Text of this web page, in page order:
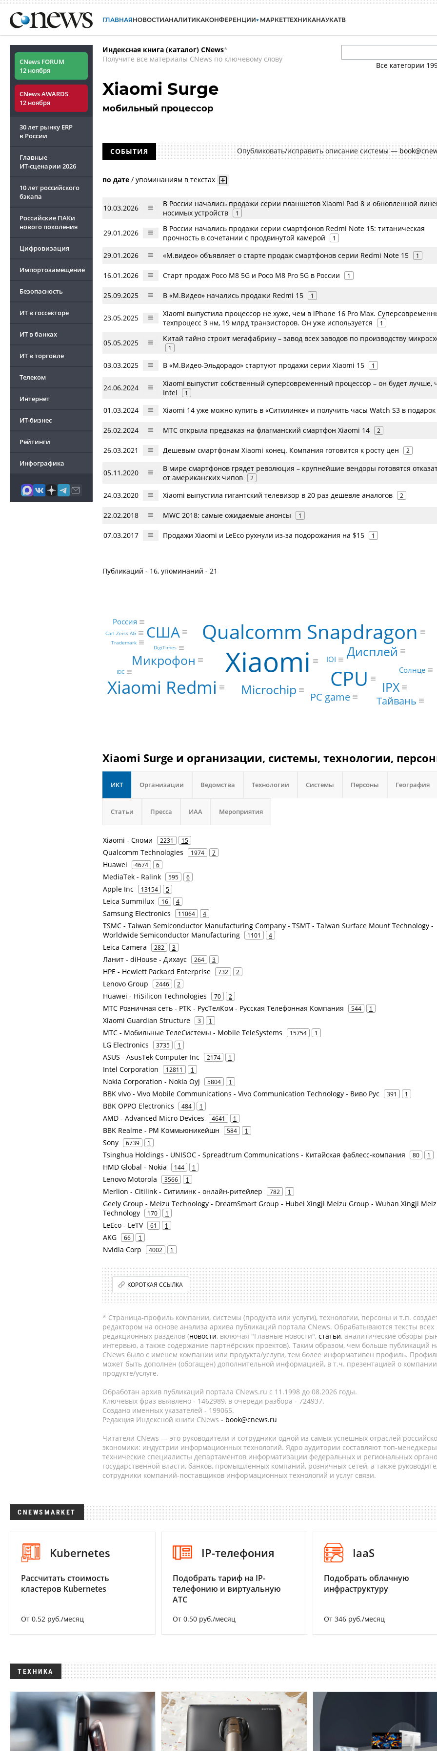
ГЛАВНАЯНОВОСТИАНАЛИТИКАКОНФЕРЕНЦИИ МАРКЕТТЕХНИКАНАУКАТВ
CNews FORUM
12 ноября
CNews AWARDS
12 ноября
30 лет рынку ERP
в России
Главные
ИТ-сценарии 2026
10 лет российского
бэкапа
Российские ПАКи
нового поколения
Цифровизация
Импортозамещение
Безопасность
ИТ в госсекторе
ИТ в банках
ИТ в торговле
Телеком
Интернет
ИТ-бизнес
Рейтинги
Инфографика
Индексная книга (каталог) CNews*
Получите все материалы CNews по ключевому слову
Все категории
Xiaomi Surge
мобильный процессор
СОБЫТИЯ Опубликовать/исправить описание системы —
по дате / упоминаниям в текстах
10.03.2026
В России начались продажи серии планшетов Xiaomi Pad 8 и обновленной
носимых устройств
1
29.01.2026
В России начались продажи серии смартфонов Redmi Note 15: титаническая
прочность в сочетании с продвинутой камерой
1
29.01.2026 «М.видео» объявляет о старте продаж смартфонов серии Redmi Note 15 1
16.01.2026 Старт продаж Poco M8 5G и Poco M8 Pro 5G в России 1
25.09.2025 В «М.Видео» начались продажи Redmi 15 1
23.05.2025
Xiaomi выпустила процессор не хуже, чем в iPhone 16 Pro Max.
техпроцесс 3 нм, 19 млрд транзисторов. Он уже используется
1
05.05.2025 Китай тайно строит мегафабрику – завод всех заводов по производству
1
03.03.2025 В «М.Видео-Эльдорадо» стартуют продажи серии Xiaomi 15 1
24.06.2024
Xiaomi выпустит собственный суперсовременный процессор – он будет лучше,
Intel
1
01.03.2024 Xiaomi 14 уже можно купить в «Ситилинке» и получить часы Watch S3 в подарок
26.02.2024 МТС открыла предзаказ на флагманский смартфон Xiaomi 14 2
26.03.2021 Дешевым смартфонам Xiaomi конец. Компания готовится к росту цен 2
05.11.2020
В мире смартфонов грядет революция – крупнейшие вендоры готовятся
от американских чипов
2
24.03.2020 Xiaomi выпустила гигантский телевизор в 20 раз дешевле аналогов 2
22.02.2018 MWC 2018: самые ожидаемые анонсы 1
07.03.2017 Продажи Xiaomi и LeEco рухнули из-за подорожания на $15 1
Публикаций - 16, упоминаний - 21
Xiaomi CPU
Qualcomm Snapdragon
Xiaomi Redmi
США
Дисплей
Микрофон
Microchip
IPX
PC game Тайвань
Солнце
Россия
IOI
Carl Zeiss AG
Trademark
DigiTimes
IDC
Xiaomi Surge и организации, системы, технологии,
ИКТ Организации Ведомства Технологии Системы Персоны География
Статьи Пресса ИАА Мероприятия
Xiaomi - Сяоми 2231 15
Qualcomm Technologies 1974 7
Huawei 4674 6
MediaTek - Ralink 595 6
Apple Inc 13154 5
Leica Summilux 16 4
Samsung Electronics 11064 4
TSMC - Taiwan Semiconductor Manufacturing Company - TSMT - Taiwan Surface Mount Technology -
Worldwide Semiconductor Manufacturing
1101 4
Leica Camera 282 3
Ланит - diHouse - Дихаус 264 3
HPE - Hewlett Packard Enterprise 732 2
Lenovo Group 2446 2
Huawei - HiSilicon Technologies 70 2
МТС Розничная сеть - РТК - РусТелКом - Русская Телефонная Компания 544 1
Xiaomi Guardian Structure 3 1
МТС - Мобильные ТелеСистемы - Mobile TeleSystems 15754 1
LG Electronics 3735 1
ASUS - AsusTek Computer Inc 2174 1
Intel Corporation 12811 1
Nokia Corporation - Nokia Oyj 5804 1
BBK vivo - Vivo Mobile Communications - Vivo Communication Technology - Виво Рус 391 1
BBK OPPO Electronics 484 1
AMD - Advanced Micro Devices 4641 1
BBK Realme - РМ Коммьюникейшн 584 1
Sony 6739 1
Tsinghua Holdings - UNISOC - Spreadtrum Communications - Китайская фаблесс-компания 80 1
HMD Global - Nokia 144 1
Lenovo Motorola 3566 1
Merlion - Citilink - Ситилинк - онлайн-ритейлер 782 1
Geely Group - Meizu Technology - DreamSmart Group - Hubei Xingji Meizu Group - Wuhan Xingji
Technology
170 1
LeEco - LeTV 61 1
AKG 66 1
Nvidia Corp 4002 1
КОРОТКАЯ ССЫЛКА
* Страница-профиль компании, системы (продукта или услуги), технологии, персоны и т.п.
редактором на основе анализа архива публикаций портала CNews. Обрабатываются тексты всех
редакционных разделов (новости, включая "Главные новости", статьи, аналитические обзоры
интервью, а также содержание партнёрских проектов). Таким образом, чем больше публикаций
CNews было с именем компании или продукта/услуги, тем более информативен профиль.
может быть дополнен (обогащен) дополнительной информацией, в т.ч. презентацией о
продукте/услуге.
Обработан архив публикаций портала CNews.ru c 11.1998 до 08.2026 годы.
Ключевых фраз выявлено - 1462989, в очереди разбора - 724937.
Создано именных указателей - 199065.
Редакция Индексной книги CNews - book@cnews.ru
Читатели CNews — это руководители и сотрудники одной из самых успешных отраслей
экономики: индустрии информационных технологий. Ядро аудитории составляют топ-
технические специалисты департаментов информатизации федеральных и региональных
государственной власти, банков, промышленных компаний, розничных сетей, а также
сотрудники компаний-поставщиков информационных технологий и услуг связи.
CNEWSMARKET
Kubernetes
Рассчитать стоимость
кластеров Kubernetes
От 0.52 руб./месяц
IP-телефония
Подобрать тариф на IP-
телефонию и виртуальную
АТС
От 0.50 руб./месяц
IaaS
Подобрать облачную
инфраструктуру
От 346 руб./месяц
ТЕХНИКА